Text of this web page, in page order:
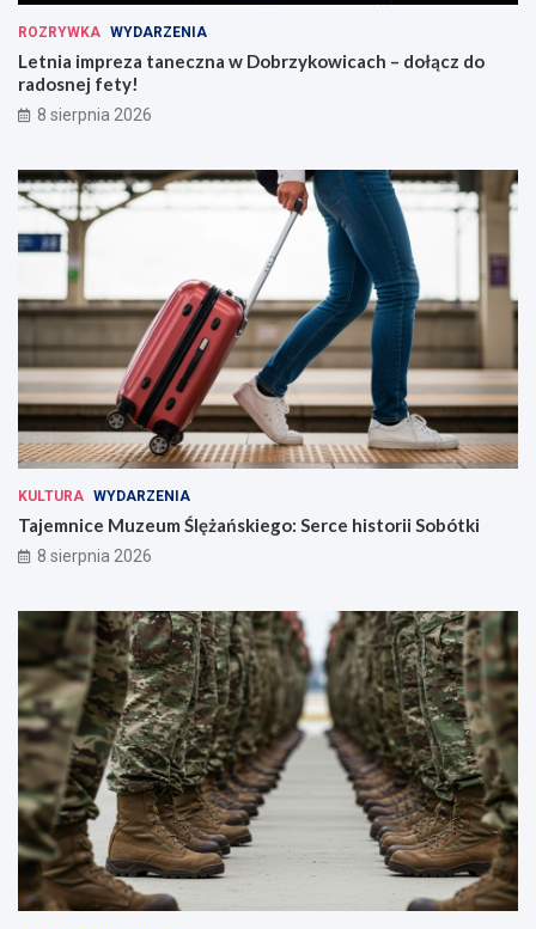
ROZRYWKA WYDARZENIA
Letnia impreza taneczna w Dobrzykowicach – dołącz do
radosnej fety!
8 sierpnia 2026
KULTURA WYDARZENIA
Tajemnice Muzeum Ślężańskiego: Serce historii Sobótki
8 sierpnia 2026